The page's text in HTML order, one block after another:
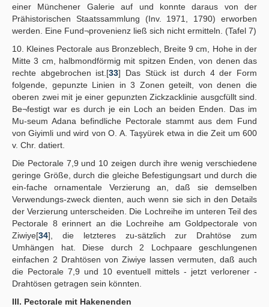
einer Münchener Galerie auf und konnte daraus von der
Prähistorischen Staatssammlung (Inv. 1971, 1790) erworben
werden. Eine Fund¬provenienz ließ sich nicht ermitteln. (Tafel 7)
10. Kleines Pectorale aus Bronzeblech, Breite 9 cm, Hohe in der
Mitte 3 cm, halbmondförmig mit spitzen Enden, von denen das
rechte abgebrochen ist.[33] Das Stück ist durch 4 der Form
folgende, gepunzte Linien in 3 Zonen geteilt, von denen die
oberen zwei mit je einer gepunzten Zickzacklinie ausgcfüllt sind.
Be¬festigt war es durch je ein Loch an beiden Enden. Das im
Mu-seum Adana befindliche Pectorale stammt aus dem Fund
von Giyimli und wird von O. A. Taşyürek etwa in die Zeit um 600
v. Chr. datiert.
Die Pectorale 7,9 und 10 zeigen durch ihre wenig verschiedene
geringe Größe, durch die gleiche Befestigungsart und durch die
ein-fache ornamentale Verzierung an, daß sie demselben
Verwendungs-zweck dienten, auch wenn sie sich in den Details
der Verzierung unterscheiden. Die Lochreihe im unteren Teil des
Pectorale 8 erinnert an die Lochreihe am Goldpectorale von
Ziwiye[34], die letzteres zu-sätzlich zur Drahtöse zum
Umhängen hat. Diese durch 2 Lochpaare geschlungenen
einfachen 2 Drahtösen von Ziwiye lassen vermuten, daß auch
die Pectorale 7,9 und 10 eventuell mittels - jetzt verlorener -
Drahtösen getragen sein könnten.
III. Pectorale mit Hakenenden